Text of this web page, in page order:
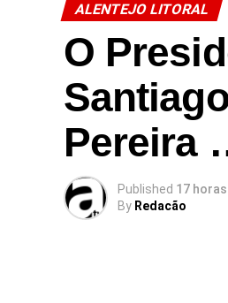
ALENTEJO LITORAL
O
Pereira
Published 17
By Redacão